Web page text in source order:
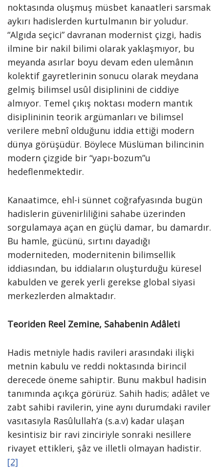
noktasında oluşmuş müsbet kanaatleri sarsmak
aykırı hadislerden kurtulmanın bir yoludur.
“Algıda seçici” davranan modernist çizgi, hadis
ilmine bir nakil bilimi olarak yaklaşmıyor, bu
meyanda asırlar boyu devam eden ulemânın
kolektif gayretlerinin sonucu olarak meydana
gelmiş bilimsel usûl disiplinini de ciddiye
almıyor. Temel çıkış noktası modern mantık
disiplininin teorik argümanları ve bilimsel
verilere mebnî olduğunu iddia ettiği modern
dünya görüşüdür. Böylece Müslüman bilincinin
modern çizgide bir “yapı-bozum”u
hedeflenmektedir.
Kanaatimce, ehl-i sünnet coğrafyasında bugün
hadislerin güvenirliliğini sahabe üzerinden
sorgulamaya açan en güçlü damar, bu damardır.
Bu hamle, gücünü, sırtını dayadığı
moderniteden, modernitenin bilimsellik
iddiasından, bu iddiaların oluşturduğu küresel
kabulden ve gerek yerli gerekse global siyasi
merkezlerden almaktadır.
Teoriden Reel Zemine, Sahabenin Adâleti
Hadis metniyle hadis ravileri arasındaki ilişki
metnin kabulu ve reddi noktasında birincil
derecede öneme sahiptir. Bunu makbul hadisin
tanımında açıkça görürüz. Sahih hadis; adâlet ve
zabt sahibi ravilerin, yine aynı durumdaki raviler
vasıtasıyla Rasûlullah’a (s.a.v) kadar ulaşan
kesintisiz bir ravi zinciriyle sonraki nesillere
rivayet ettikleri, şâz ve illetli olmayan hadistir.
[2]